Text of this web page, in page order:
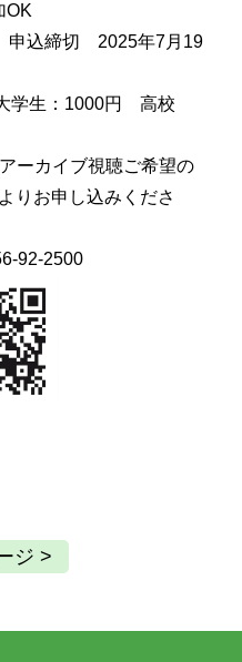
込締切 2025年7月19
学生：1000円 高校
ーカイブ視聴ご希望の
りお申し込みくださ
92-2500
ジ >